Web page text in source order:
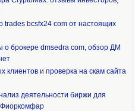
trades bcsfx24 com от настоящих
о брокере dmsedra com, обзор ДМ
клиентов и проверка на скам сайта
деятельности биржи для
Фиоркомфар